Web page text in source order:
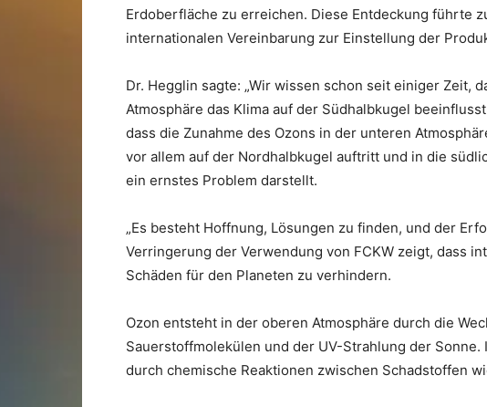
Erdoberfläche zu erreichen. Diese Entdeckung führte
internationalen Vereinbarung zur Einstellung der
Dr. Hegglin sagte: „Wir wissen schon seit einiger Zeit,
Atmosphäre das Klima auf der Südhalbkugel
dass die Zunahme des Ozons in der unteren
vor allem auf der Nordhalbkugel auftritt und in die
ein ernstes Problem darstellt.
„Es besteht Hoffnung, Lösungen zu finden, und der
Verringerung der Verwendung von FCKW zeigt, dass
Schäden für den Planeten zu verhindern.
Ozon entsteht in der oberen Atmosphäre durch die
Sauerstoffmolekülen und der UV-Strahlung der
durch chemische Reaktionen zwischen Schadstoffen